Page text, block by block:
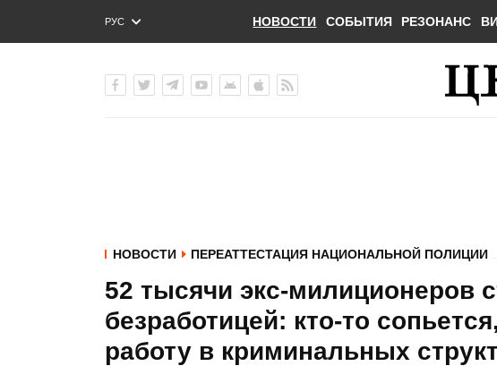
РУС
ENG
НОВОСТИ СОБЫТИЯ РЕЗОНАНС
НОВОСТИ ПЕРЕАТТЕСТАЦИЯ НАЦИОНАЛЬНОЙ ПОЛИЦИИ
52 тысячи экс-милиционеров
безработицей: кто-то
работу в криминальных